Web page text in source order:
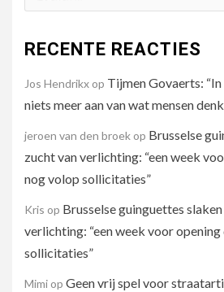
naar:
RECENTE REACTIES
Jos Hendrikx op Tijmen Govaerts:
niets meer aan van wat mensen
jeroen van den broek op Brusselse
zucht van verlichting: “een week
nog volop sollicitaties”
Kris op Brusselse guinguettes
verlichting: “een week voor
sollicitaties”
Mimi op Geen vrij spel voor